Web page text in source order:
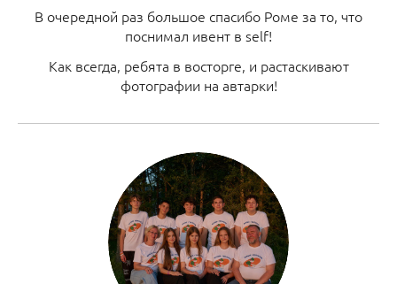
В очередной раз большое спасибо Роме за то, что
поснимал ивент в self!
Как всегда, ребята в восторге, и растаскивают
фотографии на автарки!